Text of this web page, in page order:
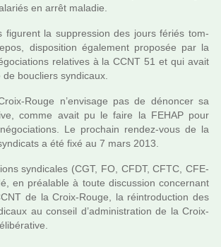
en arrêt mala­die.
figu­rent la sup­pres­sion des jours fériés tom­
dis­po­si­tion également pro­po­sée par la
rela­ti­ves à la CCNT 51 et qui avait
bou­cliers syn­di­caux.
Rouge n’envi­sage pas de dénon­cer sa
comme avait pu le faire la FEHAP pour
Le pro­chain rendez-vous de la
a été fixé au 7 mars 2013.
syn­di­ca­les (CGT, FO, CFDT, CFTC, CFE-
en préa­la­ble à toute dis­cus­sion concer­nant
de la Croix-Rouge, la réin­tro­duc­tion des
au conseil d’admi­nis­tra­tion de la Croix-